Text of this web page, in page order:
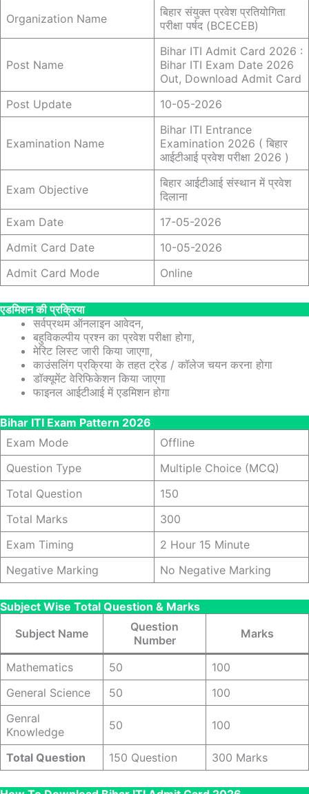
Organization Name
बिहार संयुक्त प्रवेश प्रतियोगिता
परीक्षा पर्षद (BCECEB)
Post Name
Bihar ITI Admit Card 2026 :
Bihar ITI Exam Date 2026
Out, Download Admit Card
Post Update
10-05-2026
Examination Name
Bihar ITI Entrance
Examination 2026 ( बिहार
आईटीआई प्रवेश परीक्षा 2026 )
Exam Objective
बिहार आईटीआई संस्थान में प्रवेश
दिलाना
Exam Date
17-05-2026
Admit Card Date
10-05-2026
Admit Card Mode
Online
एडमिशन की प्रक्रिया
सर्वप्रथम ऑनलाइन आवेदन,
बहुविकल्पीय प्रश्न का प्रवेश परीक्षा होगा,
मेरिट लिस्ट जारी किया जाएगा,
काउंसलिंग प्रक्रिया के तहत ट्रेड / कॉलेज चयन करना होगा
डॉक्यूमेंट वेरिफिकेशन किया जाएगा
फाइनल आईटीआई में एडमिशन होगा
Bihar ITI Exam Pattern 2026
Exam Mode
Offline
Question Type
Multiple Choice (MCQ)
Total Question
150
Total Marks
300
Exam Timing
2 Hour 15 Minute
Negative Marking
No Negative Marking
Subject Wise Total Question & Marks
Subject Name
Question
Number
Marks
Mathematics 50
100
General Science
50
100
Genral
Knowledge
50 100
Total Question 150 Question 300 Marks